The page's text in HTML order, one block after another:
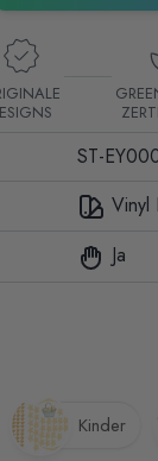
ST-
Vinyl
Ja
Kinder